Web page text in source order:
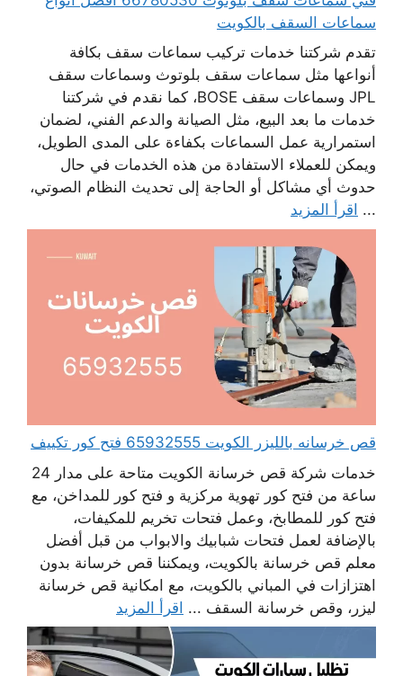
سماعات السقف بالكويت
تقدم شركتنا خدمات تركيب سماعات سقف بكافة
أنواعها مثل سماعات سقف بلوتوث وسماعات سقف
JPL وسماعات سقف BOSE، كما نقدم في شركتنا
خدمات ما بعد البيع، مثل الصيانة والدعم الفني، لضمان
استمرارية عمل السماعات بكفاءة على المدى الطويل،
ويمكن للعملاء الاستفادة من هذه الخدمات في حال
حدوث أي مشاكل أو الحاجة إلى تحديث النظام الصوتي،
... اقرأ المزيد
قص خرسانه بالليزر الكويت 65932555 فتح كور تكييف
خدمات شركة قص خرسانة الكويت متاحة على مدار 24
ساعة من فتح كور تهوية مركزية و فتح كور للمداخن، مع
فتح كور للمطابخ، وعمل فتحات تخريم للمكيفات،
بالإضافة لعمل فتحات شبابيك والابواب من قبل أفضل
معلم قص خرسانة بالكويت، ويمكننا قص خرسانة بدون
اهتزازات في المباني بالكويت، مع امكانية قص خرسانة
ليزر، وقص خرسانة السقف ... اقرأ المزيد